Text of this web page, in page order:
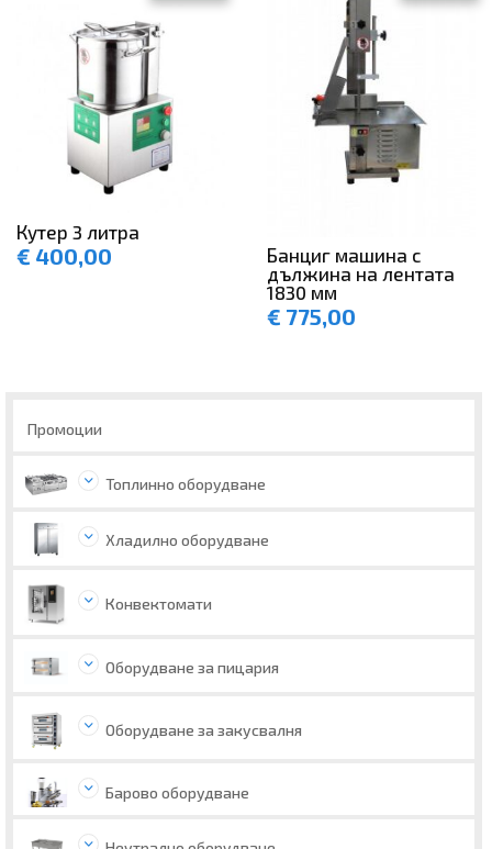
Кутер 3 литра
€ 400,00
Банциг машина с
дължина на лентата
1830 мм
€ 775,00
Промоции
Топлинно оборудване
Хладилно оборудване
Конвектомати
Оборудване за пицария
Оборудване за закусвалня
Барово оборудване